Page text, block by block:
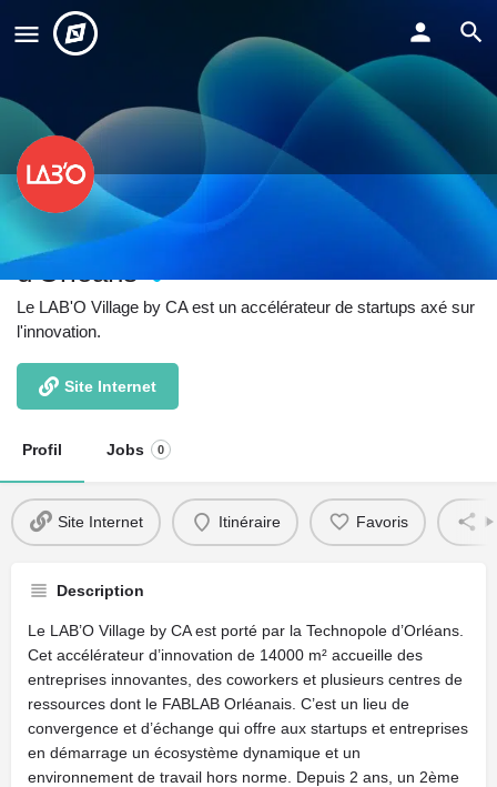
LAB'O Village by CA // Technopole
d'Orléans
Le LAB'O Village by CA est un accélérateur de startups axé sur
l'innovation.
Site Internet
Profil Jobs 0
Site Internet Itinéraire Favoris
Description
Le LAB’O Village by CA est porté par la Technopole d’Orléans.
Cet accélérateur d’innovation de 14000 m² accueille des
entreprises innovantes, des coworkers et plusieurs centres de
ressources dont le FABLAB Orléanais. C’est un lieu de
convergence et d’échange qui offre aux startups et entreprises
en démarrage un écosystème dynamique et un
environnement de travail hors norme. Depuis 2 ans, un 2ème